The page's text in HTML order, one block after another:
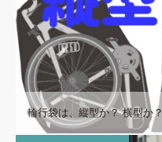
輪行袋は、縦型か？ 横型か